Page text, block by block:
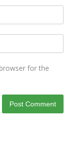
for the